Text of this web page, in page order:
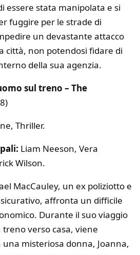
essere stata manipolata e si
fuggire per le strade di
un devastante attacco
città, non potendosi fidare di
della sua agenzia.
sul treno – The
Thriller.
Liam Neeson, Vera
Wilson.
MacCauley, un ex poliziotto e
affronta un difficile
Durante il suo viaggio
verso casa, viene
una misteriosa donna, Joanna,